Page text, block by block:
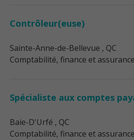
Contrôleur(euse)
Sainte-Anne-de-Bellevue , QC
Comptabilité, finance et assurance
Spécialiste aux comptes
Baie-D'Urfé , QC
Comptabilité, finance et assurance